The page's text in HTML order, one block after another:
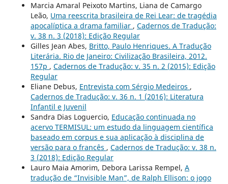
Marcia Amaral Peixoto Martins, Liana de Camargo
Leão, Uma reescrita brasileira de Rei Lear: de tragédia
apocalíptica a drama familiar , Cadernos de Tradução:
v. 38 n. 3 (2018): Edição Regular
Gilles Jean Abes, Britto, Paulo Henriques. A Tradução
Literária. Rio de Janeiro: Civilização Brasileira, 2012.
157p , Cadernos de Tradução: v. 35 n. 2 (2015): Edição
Regular
Eliane Debus, Entrevista com Sérgio Medeiros ,
Cadernos de Tradução: v. 36 n. 1 (2016): Literatura
Infantil e Juvenil
Sandra Dias Loguercio, Educação continuada no
acervo TERMISUL: um estudo da linguagem científica
baseado em corpus e sua aplicação à disciplina de
versão para o francês , Cadernos de Tradução: v. 38 n.
3 (2018): Edição Regular
Lauro Maia Amorim, Debora Larissa Rempel, A
tradução de “Invisible Man”, de Ralph Ellison: o jogo